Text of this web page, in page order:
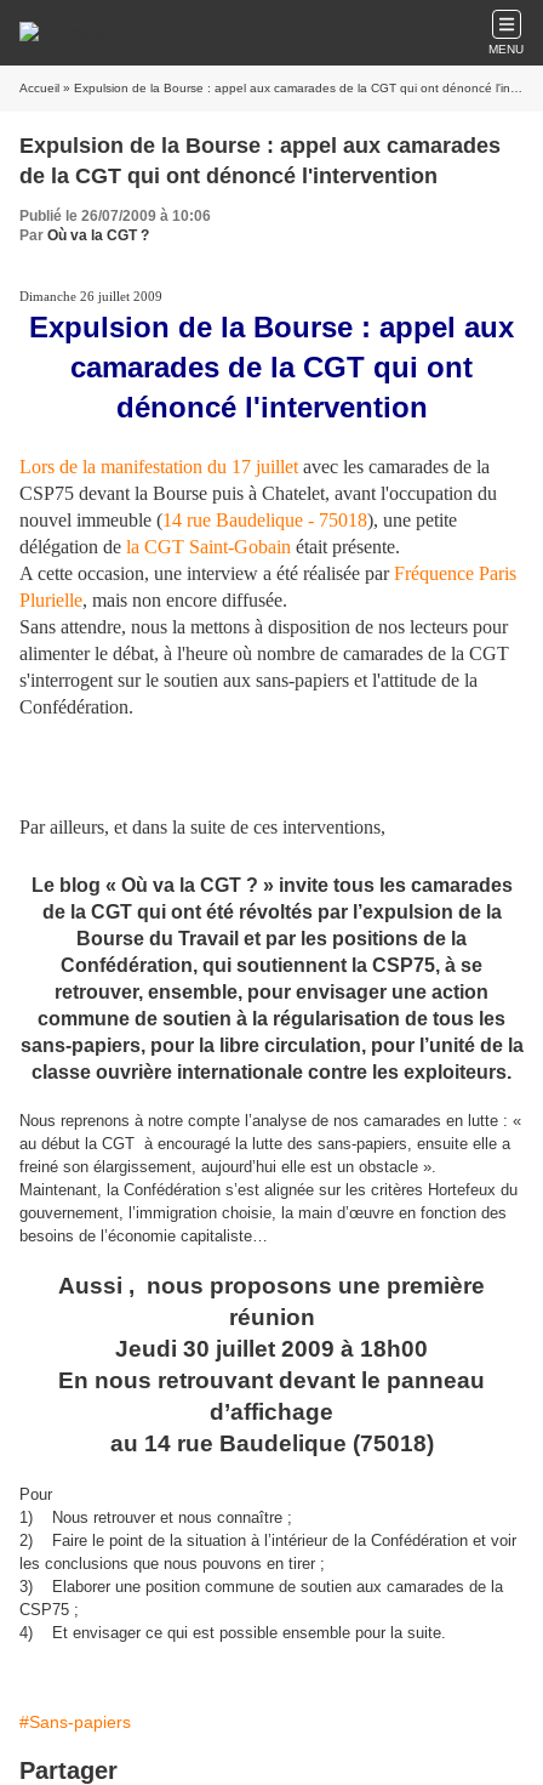
MENU
Accueil » Expulsion de la Bourse : appel aux camarades de la CGT qui ont dénoncé l'intervention
Expulsion de la Bourse : appel aux camarades
de la CGT qui ont dénoncé l'intervention
Publié le 26/07/2009 à 10:06
Par Où va la CGT ?
Dimanche 26 juillet 2009
Expulsion de la Bourse : appel aux
camarades de la CGT qui ont
dénoncé l'intervention
Lors de la manifestation du 17 juillet avec les camarades de la
CSP75 devant la Bourse puis à Chatelet, avant l'occupation du
nouvel immeuble (14 rue Baudelique - 75018), une petite
délégation de la CGT Saint-Gobain était présente.
A cette occasion, une interview a été réalisée parFréquence Paris
Plurielle, mais non encore diffusée.
Sans attendre, nous la mettons à disposition de nos lecteurs pour
alimenter le débat, à l'heure où nombre de camarades de la CGT
s'interrogent sur le soutien aux sans-papiers et l'attitude de la
Confédération.
Par ailleurs, et dans la suite de ces interventions,
Le blog « Où va la CGT ? » invite tous les camarades
de la CGT qui ont été révoltés par l’expulsion de la
Bourse du Travail et par les positions de la
Confédération, qui soutiennent la CSP75, à se
retrouver, ensemble, pour envisager une action
commune de soutien à la régularisation de tous les
sans-papiers, pour la libre circulation, pour l’unité de la
classe ouvrière internationale contre les exploiteurs.
Nous reprenons à notre compte l’analyse de nos camarades en lutte : «
au début la CGT à encouragé la lutte des sans-papiers, ensuite elle a
freiné son élargissement, aujourd’hui elle est un obstacle ».
Maintenant, la Confédération s’est alignée sur les critères Hortefeux du
gouvernement, l’immigration choisie, la main d’œuvre en fonction des
besoins de l’économie capitaliste…
Aussi , nous proposons une première
réunion
Jeudi 30 juillet 2009 à 18h00
En nous retrouvant devant le panneau
d’affichage
au 14 rue Baudelique (75018)
Pour
1) Nous retrouver et nous connaître ;
2) Faire le point de la situation à l’intérieur de la Confédération et voir
les conclusions que nous pouvons en tirer ;
3) Elaborer une position commune de soutien aux camarades de la
CSP75 ;
4) Et envisager ce qui est possible ensemble pour la suite.
#Sans-papiers
Partager